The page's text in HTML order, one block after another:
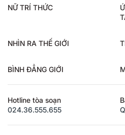
NỮ TRÍ THỨC
NHÌN RA THẾ GIỚI
BÌNH ĐẲNG GIỚI
Hotline tòa soạn
024.36.555.655